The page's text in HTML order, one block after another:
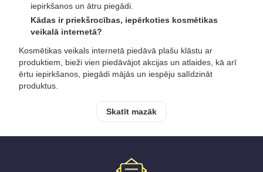
iepirkšanos un ātru piegādi.
Kādas ir priekšrocības, iepērkoties kosmētikas
veikalā internetā?
Kosmētikas veikals internetā piedāvā plašu klāstu ar
produktiem, bieži vien piedāvājot akcijas un atlaides, kā arī
ērtu iepirkšanos, piegādi mājās un iespēju salīdzināt
produktus.
Skatīt mazāk